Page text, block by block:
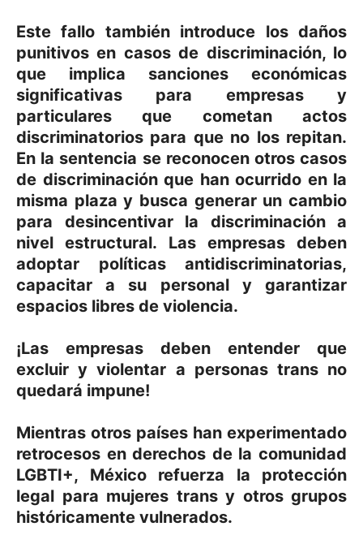
Este fallo también introduce los daños
punitivos en casos de discriminación, lo
que implica sanciones económicas
significativas para empresas y
particulares que cometan actos
discriminatorios para que no los repitan.
En la sentencia se reconocen otros casos
de discriminación que han ocurrido en la
misma plaza y busca generar un cambio
para desincentivar la discriminación a
nivel estructural. Las empresas deben
adoptar políticas antidiscriminatorias,
capacitar a su personal y garantizar
espacios libres de violencia.
¡Las empresas deben entender que
excluir y violentar a personas trans no
quedará impune!
Mientras otros países han experimentado
retrocesos en derechos de la comunidad
LGBTI+, México refuerza la protección
legal para mujeres trans y otros grupos
históricamente vulnerados.